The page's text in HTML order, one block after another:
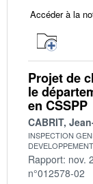
Accéder à la
Projet de
le
en CSSPP
CABRIT,
INSPECTION
Rapport: nov.
n°012578-02